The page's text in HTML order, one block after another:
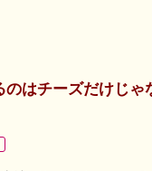
のはチーズだけじ